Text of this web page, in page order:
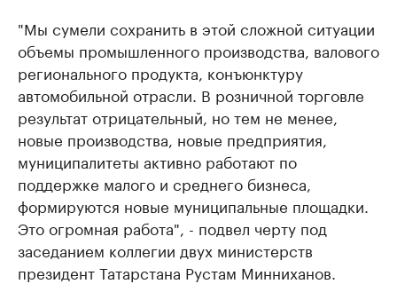
"Мы сумели сохранить в этой сложной ситуации
объемы промышленного производства, валового
регионального продукта, конъюнктуру
автомобильной отрасли. В розничной торговле
результат отрицательный, но тем не менее,
новые производства, новые предприятия,
муниципалитеты активно работают по
поддержке малого и среднего бизнеса,
формируются новые муниципальные площадки.
Это огромная работа", - подвел черту под
заседанием коллегии двух министерств
президент Татарстана Рустам Минниханов.